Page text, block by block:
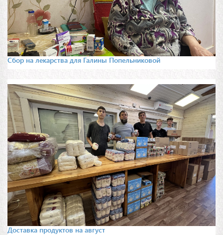
Сбор на лекарства для Галины Попельниковой
Доставка продуктов на август